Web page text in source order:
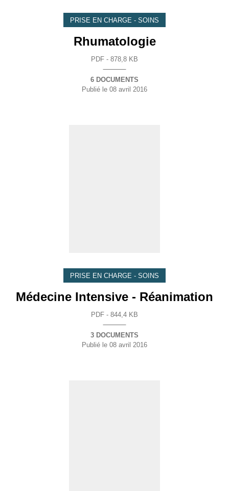
PRISE EN CHARGE - SOINS
Rhumatologie
PDF - 878,8 KB
6 DOCUMENTS
Publié le 08 avril 2016
PRISE EN CHARGE - SOINS
Médecine Intensive - Réanimation
PDF - 844,4 KB
3 DOCUMENTS
Publié le 08 avril 2016